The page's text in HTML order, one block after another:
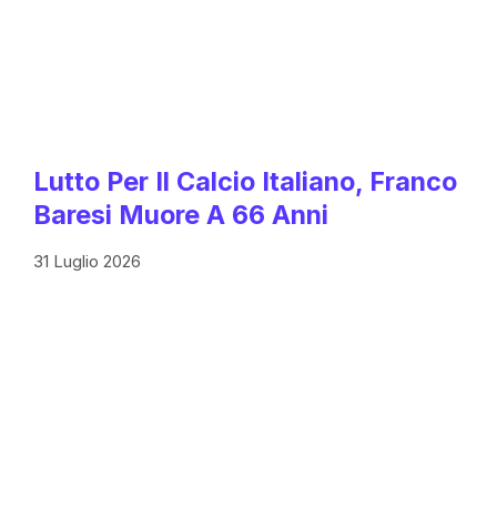
Lutto Per Il Calcio Italiano, Franco
Baresi Muore A 66 Anni
31 Luglio 2026